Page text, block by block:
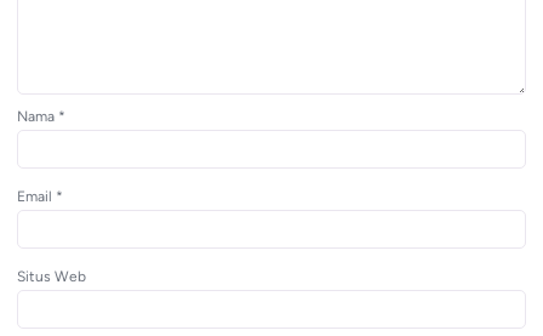
Nama *
Email *
Situs Web